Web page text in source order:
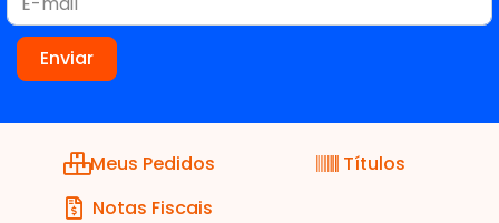
Meus Pedidos
Títulos
Notas Fiscais